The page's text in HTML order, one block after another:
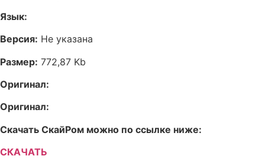
Язык:
Версия: Не указана
Размер: 772,87 Kb
Оригинал:
Оригинал:
Скачать СкайРом можно по ссылке ниже:
СКАЧАТЬ